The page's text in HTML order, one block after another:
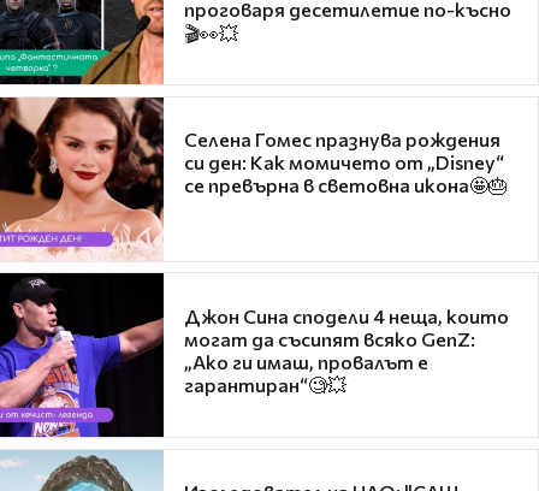
проговаря десетилетие по-късно
🎬👀💥
Селена Гомес празнува рождения
си ден: Как момичето от „Disney“
се превърна в световна икона🤩🎂
Джон Сина сподели 4 неща, които
могат да съсипят всяко GenZ:
„Ако ги имаш, провалът е
гарантиран“🧐💥